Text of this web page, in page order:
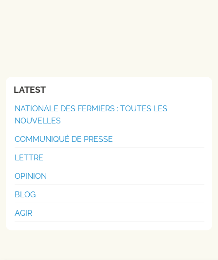
LATEST
NATIONALE DES FERMIERS : TOUTES LES
NOUVELLES
COMMUNIQUÉ DE PRESSE
LETTRE
OPINION
BLOG
AGIR